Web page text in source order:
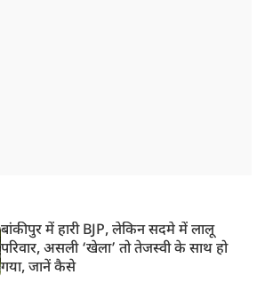
बांकीपुर में हारी BJP, लेकिन सदमे में लालू
परिवार, असली ‘खेला’ तो तेजस्वी के साथ हो
गया, जानें कैसे